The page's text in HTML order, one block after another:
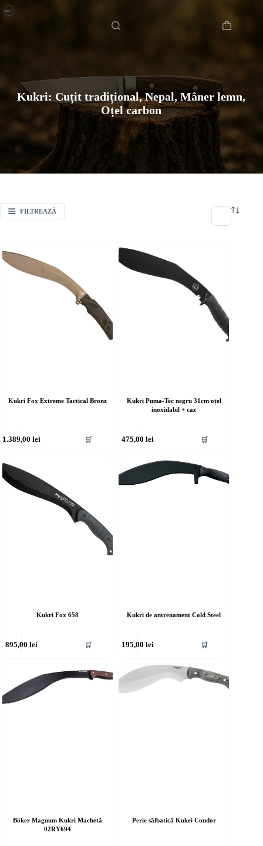
Sari
la
Coș
Acasă
Kukri: Cuțit tradițional, Nepal, Mâner lemn,
Oțel carbon
FILTREAZĂ
Kukri Fox Extreme Tactical Bronz
1.389,00 lei 🛒
Kukri Puma-Tec negru 31cm oțel
inoxidabil + caz
475,00 lei 🛒
Kukri Fox 658
895,00 lei 🛒
Kukri de antrenament Cold Steel
195,00 lei 🛒
Böker Magnum Kukri Machetă
02RY694
Perie sălbatică Kukri Condor